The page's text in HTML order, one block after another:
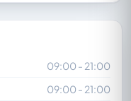
09:00 - 21:00
09:00 - 21:00